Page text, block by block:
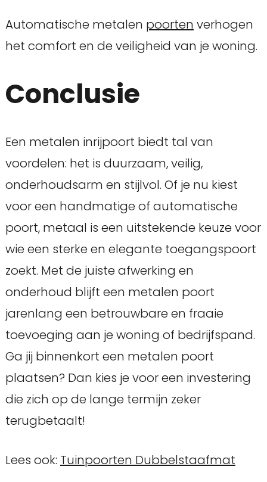
Automatische metalen poorten verhogen
het comfort en de veiligheid van je woning.
Conclusie
Een metalen inrijpoort biedt tal van
voordelen: het is duurzaam, veilig,
onderhoudsarm en stijlvol. Of je nu kiest
voor een handmatige of automatische
poort, metaal is een uitstekende keuze voor
wie een sterke en elegante toegangspoort
zoekt. Met de juiste afwerking en
onderhoud blijft een metalen poort
jarenlang een betrouwbare en fraaie
toevoeging aan je woning of bedrijfspand.
Ga jij binnenkort een metalen poort
plaatsen? Dan kies je voor een investering
die zich op de lange termijn zeker
terugbetaalt!
Lees ook: Tuinpoorten Dubbelstaafmat